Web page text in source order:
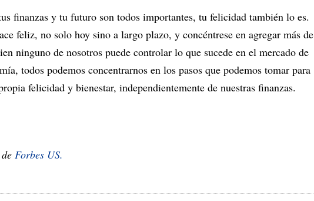
finanzas y tu futuro son todos importantes, tu felicidad también lo es.
feliz, no solo hoy sino a largo plazo, y concéntrese en agregar más de
ninguno de nosotros puede controlar lo que sucede en el mercado de
todos podemos concentrarnos en los pasos que podemos tomar para
felicidad y bienestar, independientemente de nuestras finanzas.
Forbes US.